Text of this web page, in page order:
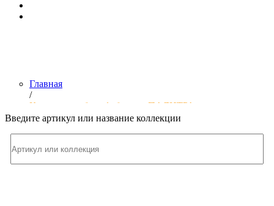
Главная
/
Коллекции обоев фабрики «ПАЛИТРА»
Введите артикул или название коллекции